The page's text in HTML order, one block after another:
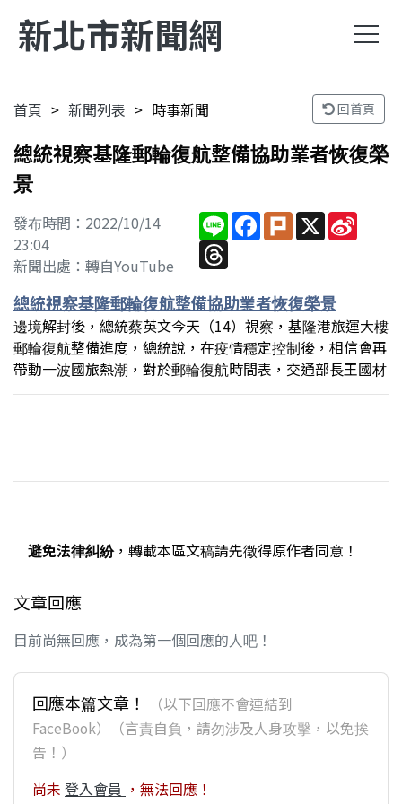
新北市新聞網
首頁 新聞列表 時事新聞 回首頁
總統視察基隆郵輪復航整備協助業者恢復榮
景
發布時間：2022/10/14
23:04
新聞出處：轉自YouTube
Line Facebook
PlurkX
Threads
總統視察基隆郵輪復航整備協助業者恢復榮景
邊境解封後，總統蔡英文今天（14）視察，基隆港旅運大樓
郵輪復航整備進度，總統說，在疫情穩定控制後，相信會再
帶動一波國旅熱潮，對於郵輪復航時間表，交通部長王國材
避免法律糾紛，轉載本區文稿請先徵得原作者同意！
文章回應
目前尚無回應，成為第一個回應的人吧！
回應本篇文章！
（以下回應不會連結到
FaceBook）（言責自負，請勿涉及人身攻擊，以免挨
告！）
尚未 登入會員 ，無法回應！